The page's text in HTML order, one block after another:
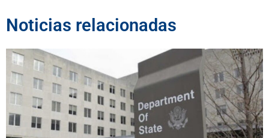
Noticias relacionadas